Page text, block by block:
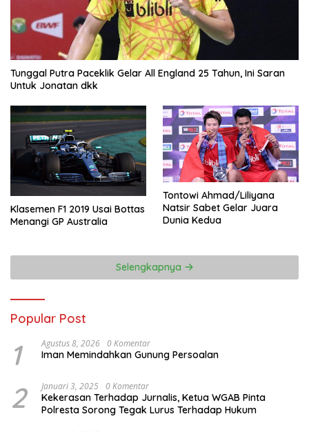
Tunggal Putra Paceklik Gelar All England 25 Tahun, Ini Saran
Untuk Jonatan dkk
Klasemen F1 2019 Usai Bottas
Menangi GP Australia
Tontowi Ahmad/Liliyana
Natsir Sabet Gelar Juara
Dunia Kedua
Selengkapnya
Popular Post
1 Agustus 8, 2026 0 Komentar
Iman Memindahkan Gunung Persoalan
2 Januari 3, 2025 0 Komentar
Kekerasan Terhadap Jurnalis, Ketua WGAB Pinta
Polresta Sorong Tegak Lurus Terhadap Hukum